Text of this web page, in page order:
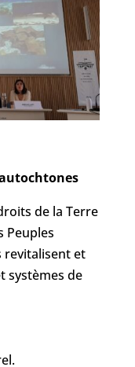
de la Terre
Peuples
revitalisent et
systèmes de